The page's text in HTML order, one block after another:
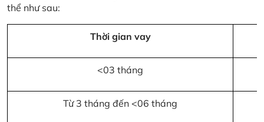
thể như sau:
Thời gian vay
<03 tháng
Từ 3 tháng đến <06 tháng